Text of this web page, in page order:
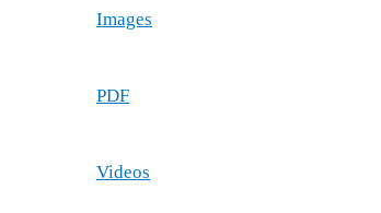
Images
PDF
Videos